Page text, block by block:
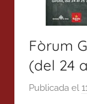
Fòrum
(del 24
Publicada el